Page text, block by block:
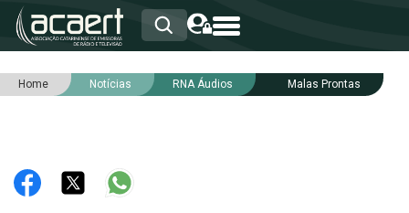
HOME
RNA
NOTÍCIAS
Home Notícias RNA Áudios Malas Prontas